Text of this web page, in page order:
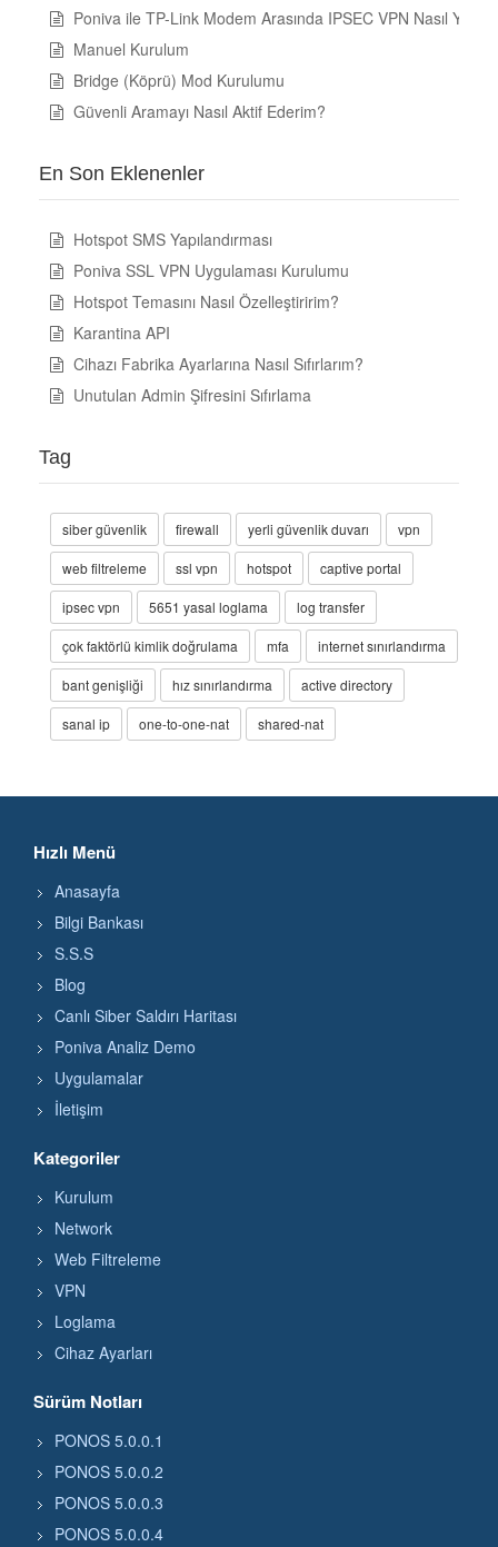
Poniva ile TP-Link Modem Arasında IPSEC VPN Nasıl
Manuel Kurulum
Bridge (Köprü) Mod Kurulumu
Güvenli Aramayı Nasıl Aktif Ederim?
En Son Eklenenler
Hotspot SMS Yapılandırması
Poniva SSL VPN Uygulaması Kurulumu
Hotspot Temasını Nasıl Özelleştiririm?
Karantina API
Cihazı Fabrika Ayarlarına Nasıl Sıfırlarım?
Unutulan Admin Şifresini Sıfırlama
Tag
siber güvenlik firewall yerli güvenlik duvarı vpn
web filtreleme ssl vpn hotspot captive portal
ipsec vpn 5651 yasal loglama log transfer
çok faktörlü kimlik doğrulama mfa internet sınırlandırma
bant genişliği hız sınırlandırma active directory
sanal ip one-to-one-nat shared-nat
Hızlı Menü
Anasayfa
Bilgi Bankası
S.S.S
Blog
Canlı Siber Saldırı Haritası
Poniva Analiz Demo
Uygulamalar
İletişim
Kategoriler
Kurulum
Network
Web Filtreleme
VPN
Loglama
Cihaz Ayarları
Sürüm Notları
PONOS 5.0.0.1
PONOS 5.0.0.2
PONOS 5.0.0.3
PONOS 5.0.0.4